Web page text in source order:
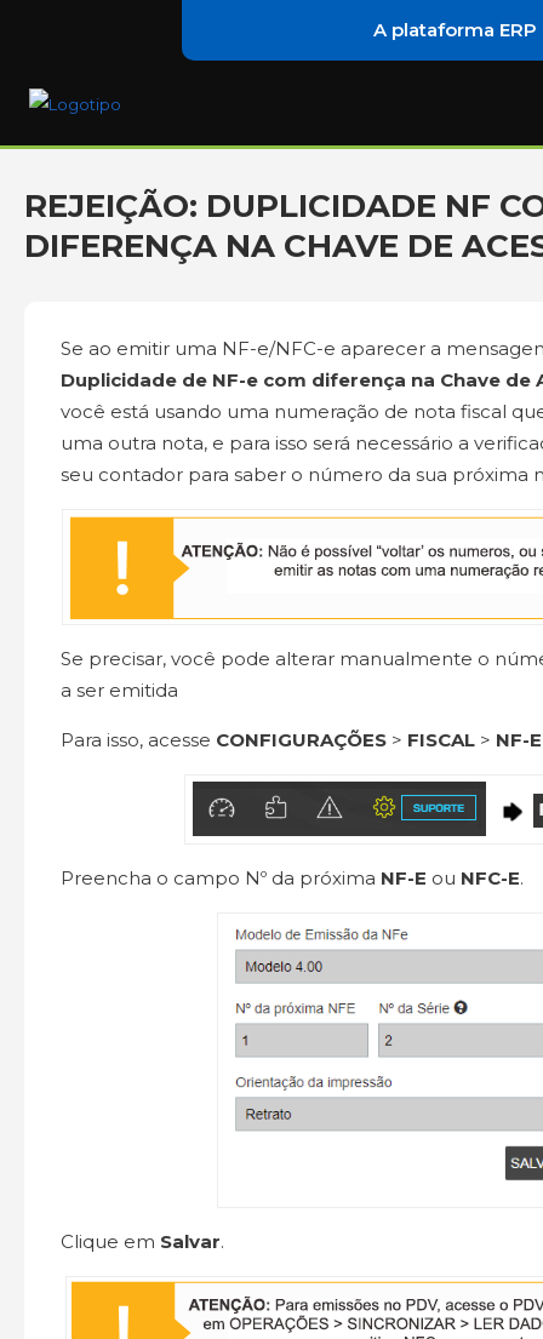
A plataforma
REJEIÇÃO: DUPLICIDADE NF
DIFERENÇA NA CHAVE DE
Se ao emitir uma NF-e/NFC-e aparecer a
Duplicidade de NF-e com diferença na Chave de
você está usando uma numeração de nota fiscal
uma outra nota, e para isso será necessário a
seu contador para saber o número da sua próxima
Se precisar, você pode alterar manualmente o
a ser emitida
Para isso, acesse CONFIGURAÇÕES > FISCAL > NF-E
Preencha o campo Nº da próxima NF-E ou NFC-E.
Clique em Salvar.